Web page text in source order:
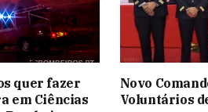
quer fazer
em Ciências
Novo
Voluntários